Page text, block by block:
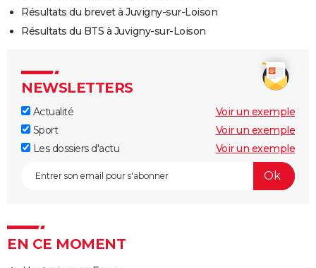
Résultats du brevet à Juvigny-sur-Loison
Résultats du BTS à Juvigny-sur-Loison
NEWSLETTERS
Actualité
Voir un exemple
Sport
Voir un exemple
Les dossiers d'actu
Voir un exemple
EN CE MOMENT